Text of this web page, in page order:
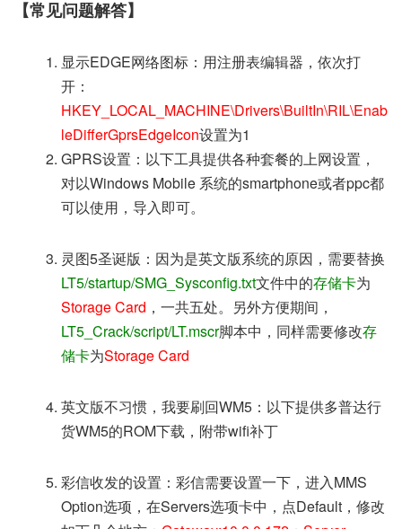
【常见问题解答】
显示EDGE网络图标：用注册表编辑器，依次打
开：
HKEY_LOCAL_MACHINE\Drivers\BuiltIn\RIL\Enab
leDifferGprsEdgeIcon设置为1
GPRS设置：以下工具提供各种套餐的上网设置，
对以Windows Mobile 系统的smartphone或者ppc都
可以使用，导入即可。
灵图5圣诞版：因为是英文版系统的原因，需要替换
LT5/startup/SMG_Sysconfig.txt文件中的存储卡为
Storage Card ，一共五处。另外方便期间，
LT5_Crack/script/LT.mscr脚本中，同样需要修改存
储卡为Storage Card
英文版不习惯，我要刷回WM5：以下提供多普达行
货WM5的ROM下载，附带wifi补丁
彩信收发的设置：彩信需要设置一下，进入MMS
Option选项，在Servers选项卡中，点Default，修改